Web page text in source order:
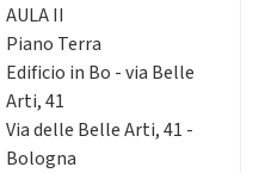
AULA II
Piano Terra
Edificio in Bo - via Belle
Arti, 41
Via delle Belle Arti, 41 -
Bologna